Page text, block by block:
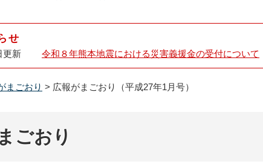
せ
更新 令和８年熊本地震における災害義援金の受付について
まごおり > 広報がまごおり（平成27年1月号）
ごおり